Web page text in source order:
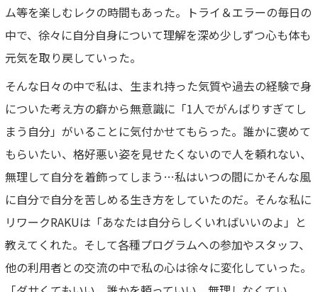
ム等を楽しむレクの時間もあった。トライ＆エラーの毎日の
中で、徐々に自分自身について理解を深め少しずつ心も体も
元気を取り戻していった。
そんな日々の中で私は、生まれ持った気質や過去の経験で身
についた考え方の癖から無意識に「1人でがんばりすぎてし
まう自分」がいることに気付かせてもらった。誰かに褒めて
もらいたい、格好悪い姿を見せたくないので人を頼れない、
無理して自分を着飾ってしまう…私はいつの間にかそんな風
に自分で自分を苦しめる生き方をしていたのだ。そんな私に
リワークRAKUは「あなたは自分らしくいればいいのよ」と
教えてくれた。そして各種プログラムへの参加やスタッフ、
他の利用者との交流の中で私の心は徐々に変化していった。